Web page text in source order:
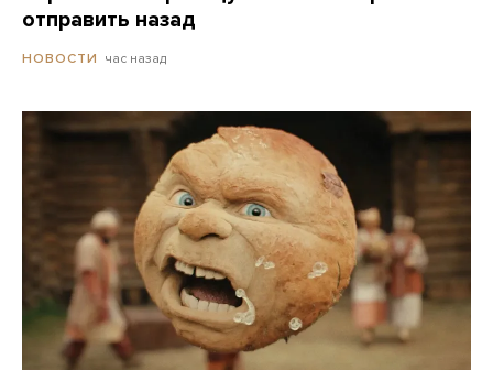
отправить назад
НОВОСТИ час назад